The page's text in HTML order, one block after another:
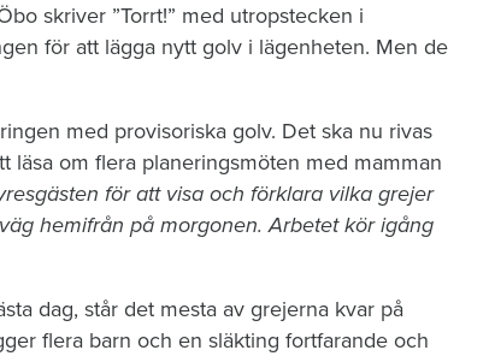
skriver ”Torrt!” med utropstecken i
för att lägga nytt golv i lägenheten. Men de
med provisoriska golv. Det ska nu rivas
läsa om flera planeringsmöten med mamman
för att visa och förklara vilka grejer
hemifrån på morgonen. Arbetet kör igång
dag, står det mesta av grejerna kvar på
flera barn och en släkting fortfarande och